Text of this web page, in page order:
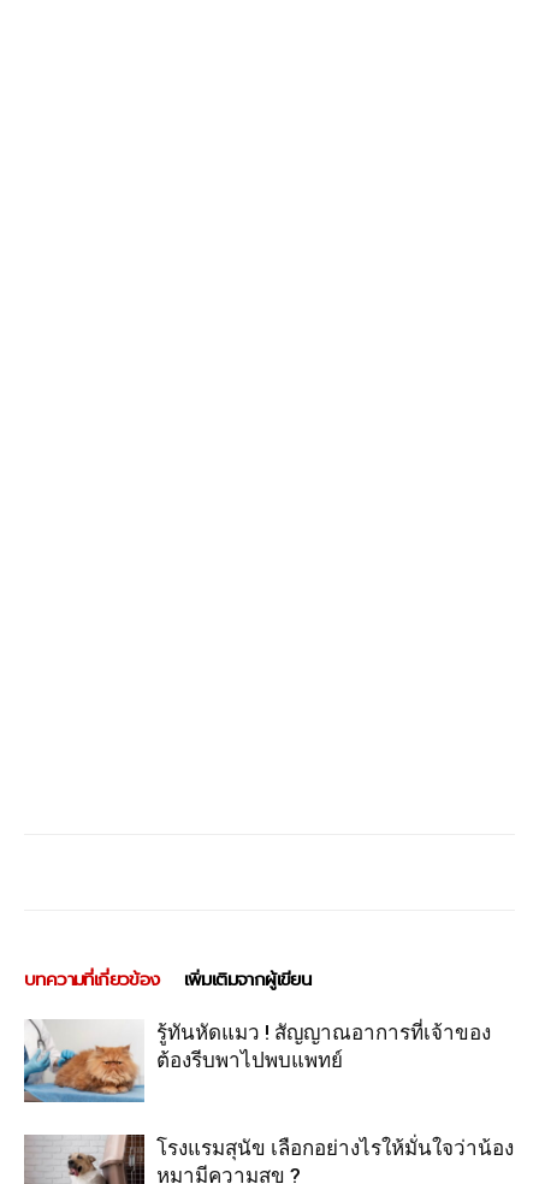
บทความที่เกี่ยวข้อง เพิ่มเติมจากผู้เขียน
รู้ทันหัดแมว ! สัญญาณอาการที่เจ้าของ
ต้องรีบพาไปพบแพทย์
โรงแรมสุนัข เลือกอย่างไรให้มั่นใจว่าน้อง
หมามีความสุข ?